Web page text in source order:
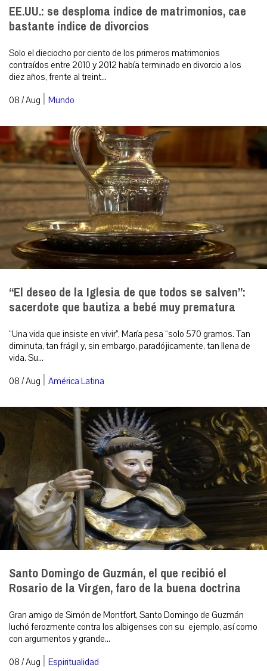
EE.UU.: se desploma índice de matrimonios, cae
bastante índice de divorcios
Solo el dieciocho por ciento de los primeros matrimonios
contraídos entre 2010 y 2012 había terminado en divorcio a los
diez años, frente al treint...
08 / Aug | Mundo
“El deseo de la Iglesia de que todos se salven”:
sacerdote que bautiza a bebé muy prematura
“Una vida que insiste en vivir”, María pesa “solo 570 gramos. Tan
diminuta, tan frágil y, sin embargo, paradójicamente, tan llena de
vida. Su...
08 / Aug | América Latina
Santo Domingo de Guzmán, el que recibió el
Rosario de la Virgen, faro de la buena doctrina
Gran amigo de Simón de Montfort, Santo Domingo de Guzmán
luchó ferozmente contra los albigenses con su ejemplo, así como
con argumentos y grande...
08 / Aug | Espiritualidad